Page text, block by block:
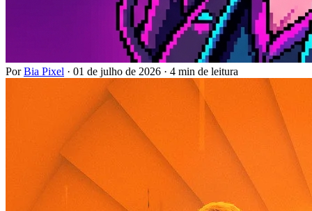
PorBia Pixel · 01 de julho de 2026 · 4 min de leitura